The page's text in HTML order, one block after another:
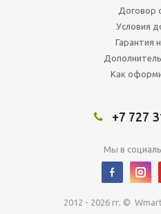
Договор
Условия
Гарантия
Как
+7 727
Мы в
2012 - 2026 гг. ©